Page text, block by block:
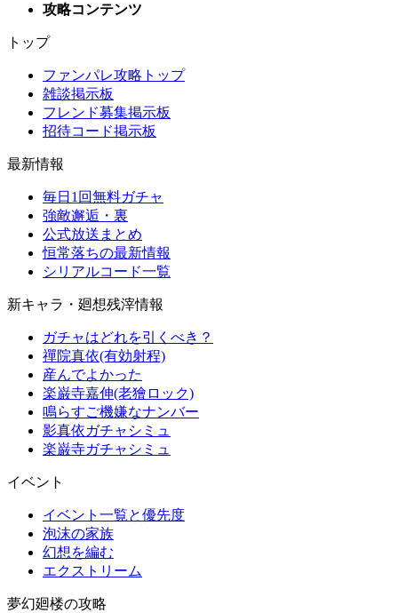
攻略コンテンツ
トップ
ファンパレ攻略トップ
雑談掲示板
フレンド募集掲示板
招待コード掲示板
最新情報
毎日1回無料ガチャ
強敵邂逅・裏
公式放送まとめ
恒常落ちの最新情報
シリアルコード一覧
新キャラ・廻想残滓情報
ガチャはどれを引くべき？
禪院真依(有効射程)
産んでよかった
楽巌寺嘉伸(老獪ロック)
鳴らすご機嫌なナンバー
影真依ガチャシミュ
楽巌寺ガチャシミュ
イベント
イベント一覧と優先度
泡沫の家族
幻想を編む
エクストリーム
夢幻廻楼の攻略